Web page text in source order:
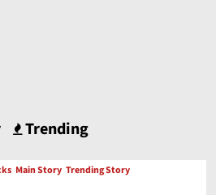
Trending
Main Story Trending Story